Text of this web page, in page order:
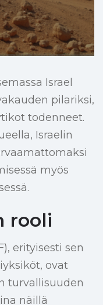
Israel
pilariksi,
todenneet.
Israelin
myös
rooli
erityisesti sen
ovat
turvallisuuden
näillä